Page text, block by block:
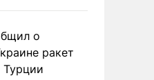
о
ракет
Турции